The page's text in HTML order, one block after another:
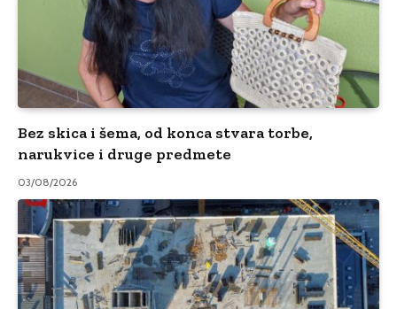
Bez skica i šema, od konca stvara torbe,
narukvice i druge predmete
03/08/2026